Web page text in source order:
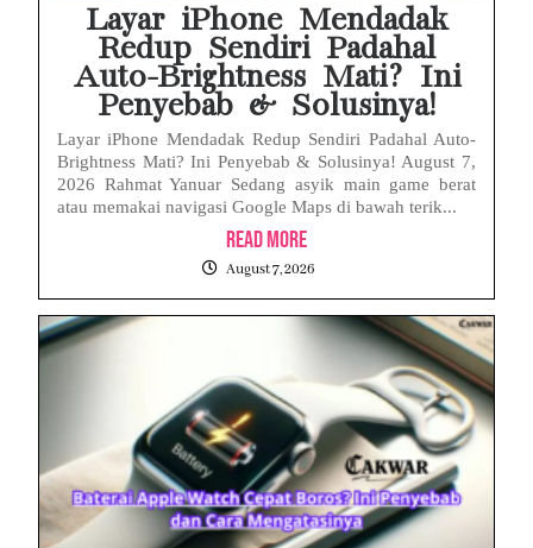
Layar iPhone Mendadak
Redup Sendiri Padahal
Auto-Brightness Mati? Ini
Penyebab & Solusinya!
Layar iPhone Mendadak Redup Sendiri Padahal Auto-
Brightness Mati? Ini Penyebab & Solusinya! August 7,
2026 Rahmat Yanuar Sedang asyik main game berat
atau memakai navigasi Google Maps di bawah terik...
Read More
August 7, 2026